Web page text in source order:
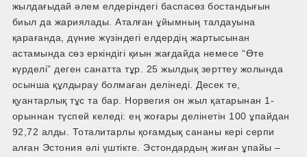
жылдағыдай әлем елдеріндегі баспасөз бостандығын
биыл да жариялады. Аталған ұйымның талдауына
қарағанда, дүние жүзіндегі елдердің жартысынан
астамында сөз еркіндігі қиын жағдайда немесе “Өте
күрделі” деген санатта тұр. 25 жылдық зерттеу жолында
осынша құлдырау болмаған делінеді. Десек те,
қуантарлық тұс та бар. Норвегия он жыл қатарынан 1-
орыннан түспей келеді: ең жоғары делінетін 100 ұпайдан
92,72 алды. Тоталитарлы қоғамдық сананы кері серпи
алған Эстония әлі үштікте. Эстондардың жиған ұпайы –